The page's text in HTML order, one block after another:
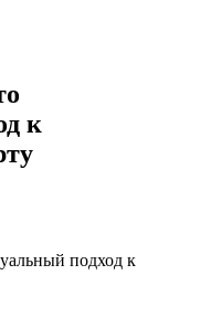
к
подход к